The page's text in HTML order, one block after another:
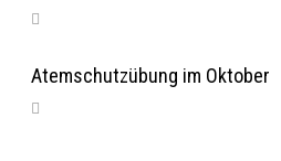
Atemschutzübung im Oktober